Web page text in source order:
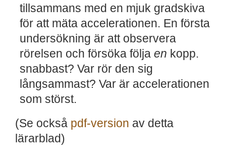
tillsammans med en mjuk gradskiva
för att mäta accelerationen. En första
undersökning är att observera
rörelsen och försöka följa en kopp.
snabbast? Var rör den sig
långsammast? Var är accelerationen
som störst.
(Se också pdf-version av detta
lärarblad)